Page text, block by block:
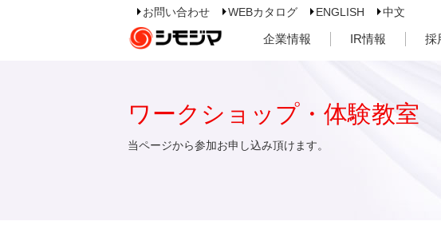
お問い合わせ WEBカタログ ENGLISH 中文
企業情報 IR情報 採
ワークショップ・体験教室
当ページから参加お申し込み頂けます。